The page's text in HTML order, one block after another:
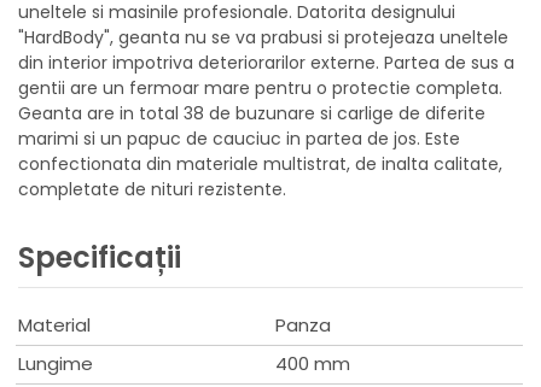
uneltele si masinile profesionale. Datorita designului
"HardBody", geanta nu se va prabusi si protejeaza uneltele
din interior impotriva deteriorarilor externe. Partea de sus a
gentii are un fermoar mare pentru o protectie completa.
Geanta are in total 38 de buzunare si carlige de diferite
marimi si un papuc de cauciuc in partea de jos. Este
confectionata din materiale multistrat, de inalta calitate,
completate de nituri rezistente.
Specificații
Material
Panza
Lungime
400 mm